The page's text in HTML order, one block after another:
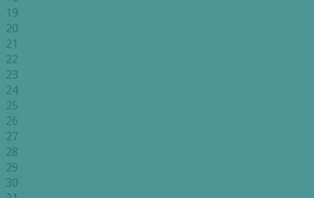
19
20
21
22
23
24
25
26
27
28
29
30